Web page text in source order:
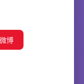
微博